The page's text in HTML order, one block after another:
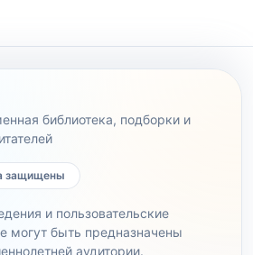
библиотека, подборки и
защищены
и пользовательские
могут быть предназначены
аудитории.